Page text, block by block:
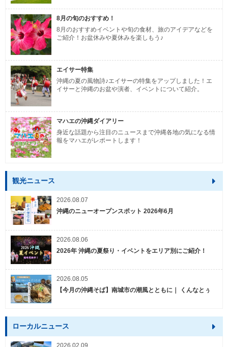
8月の旬のおすすめ！
8月のおすすめイベントや旬の食材、旅のアイデアなどを
ご紹介！お盆休みや夏休みを楽しもう♪
エイサー特集
沖縄の夏の風物詩♪エイサーの特集をアップしました！エ
イサーと沖縄のお盆や演者、イベントについて紹介。
マハエの沖縄ダイアリー
身近な話題から注目のニュースまで沖縄各地の気になる情
報をマハエがレポートします！
観光ニュース
2026.08.07
沖縄のニューオープンスポット 2026年6月
2026.08.06
2026年 沖縄の夏祭り・イベントをエリア別にご紹介！
2026.08.05
【今月の沖縄そば】南城市の潮風とともに｜ くんなとぅ
ローカルニュース
2026.02.09